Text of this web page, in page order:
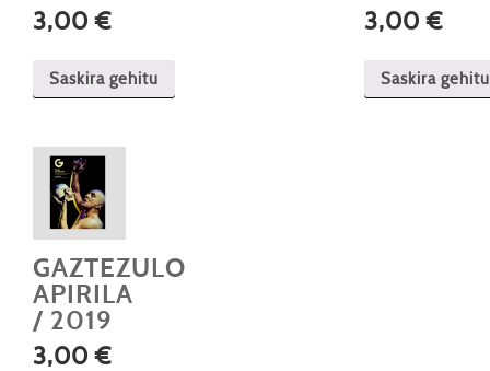
3,00€
Saskira gehitu
3,00€
Saskira gehitu
GAZTEZULO
APIRILA
/ 2019
3,00€